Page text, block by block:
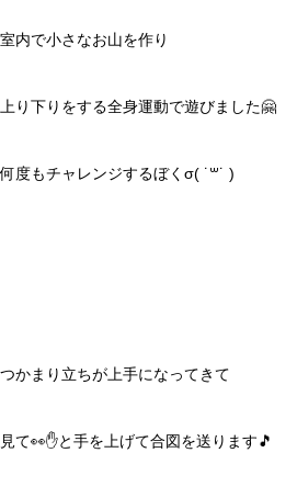
室内で小さなお山を作り
上り下りをする全身運動で遊びました🤗
何度もチャレンジするぼくσ( ˙꒳​˙ )
つかまり立ちが上手になってきて
見て👀✋と手を上げて合図を送ります🎵